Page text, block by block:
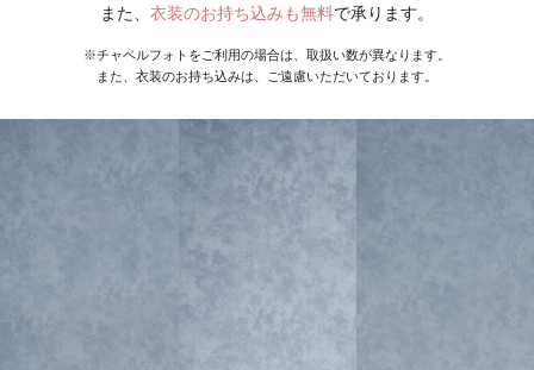
また、 衣装のお持ち込みも無料で承ります。
※チャペルフォトをご利用の場合は、取扱い数が異なります。
また、衣装のお持ち込みは、ご遠慮いただいております。